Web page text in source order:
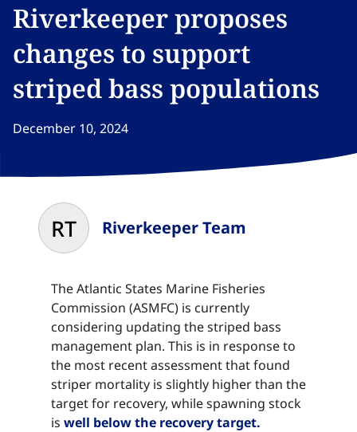
Riverkeeper proposes
changes to support
striped bass populations​​​​‌ ‍ ​‍​‍‌‍ ‌ ​‍‌‍‍‌‌‍‌ ‌‍‍‌‌‍ ‍​‍​‍​ ‍‍​‍​‍‌ ​ ‌‍​‌‌‍ ‍‌‍‍‌‌ ‌​‌ ‍‌​‍ ‍‌‍‍‌‌‍ ​‍​‍​‍ ​​‍​‍‌‍‍​‌ ​‍‌‍‌‌‌‍‌‍​‍​‍​ ‍‍​‍​‍‌‍‍​‌ ‌​‌ ‌​‌ ​​‌ ​ ​ ‍‍​‍ ​‍ ‌‍​ ‌‍ ‌‌ ​ ​‍ ‍‌‍ ‌‌‍​‌‌‍‍‌‌‍ ‍​‍ ‍​ ​‍​ ​​​ ​‍​ ‌​‌ ​‍‌‍‌‌‌‍‌​‌‍‌‌‌ ​ ‌‍‍‌‌‍‌ ‌‍ ‍​‍ ‍‌ ​‍‌‍‍‌‌ ‌‍‌‍‌‌‌ ​‍‌‍‍ ‌‍‌‌‌‍‌‌‌ ​​‌‍‌‌‌ ​‍​‍ ‍‌‍ ‌ ​‍‌‍‌ ​‍ ‌‍‍‌‌‍ ‍‌ ‌​‌‍‌‌‌‍ ‍‌ ‌​​‍ ‌‍‌‌‌‍‌​‌‍‍‌‌ ‌​​‍ ‌‍ ‌‌‍ ‌‍‌​‌‍‌‌​ ‌‌ ​​‌ ​‍‌‍‌‌‌ ​ ‌‍‌‌‌‍ ‍‌ ‌​‌‍​‌‌ ‌​‌‍‍‌‌‍ ‌‍ ‍​ ‍ ‌‍‍‌‌‍‌​​ ‌​ ‍​‌‍‌‍​ ‌‌‌‍‌​​ ​‍​ ​‌​ ​‍‌‍‌‍​‍ ‌​ ​​‌‍​‍​ ‍‌​ ​​​‍ ‌​ ‌​‌‍​ ‌‍‌‍​ ‍​​‍ ‌‌‍​‌‌‍‌‍​ ​​​ ​‍​‍ ‌​ ‌​‌‍‌​​ ‌ ​ ​‌‌‍​ ‌‍​ ‌‍​ ​ ​‌‌‍‌‌​ ‍‌​ ‌ ‌‍​‌​ ‍ ‌ ‌​‌ ‍‌‌ ​​‌‍‌‌​ ‌‌‍​‌‌ ​‍‌ ‌​‌‍‍‌‌‍​ ‌‍ ​‌‍‌‌​ ‍ ‌ ​​‌‍​‌‌ ‌​‌‍‍​​ ‌‌ ‌​‌‍‍‌‌ ‌​‌‍ ​‌‍‌‌​ ‌‍​‍‌‍​‌‌ ​ ‌‍‌‌‌‌‌‌‌ ​‍‌‍ ​​ ‌‌‍‍​‌ ‌​‌ ‌​‌ ​​‌ ​ ​‍‌‌​ ​ ‌​​‌​‍‌‌​ ​‍‌​‌‍​‍‌‌​ ​‍‌​‌‍‌‍​ ‌‍ ‌‌ ​ ​‍ ‍‌‍ ‌‌‍​‌‌‍‍‌‌‍ ‍​‍ ‍​ ​‍​ ​​​ ​‍​ ‌​‌ ​‍‌‍‌‌‌‍‌​‌‍‌‌‌ ​ ‌‍‍‌‌‍‌ ‌‍ ‍​‍ ‍‌ ​‍‌‍‍‌‌ ‌‍‌‍‌‌‌ ​‍‌‍‍ ‌‍‌‌‌‍‌‌‌ ​​‌‍‌‌‌ ​‍​‍ ‍‌‍ ‌ ​‍‌‍‌ ​‍‌‍‌‍‍‌‌‍‌​​ ‌​ ‍​‌‍‌‍​ ‌‌‌‍‌​​ ​‍​ ​‌​ ​‍‌‍‌‍​‍ ‌​ ​​‌‍​‍​ ‍‌​ ​​​‍ ‌​ ‌​‌‍​ ‌‍‌‍​ ‍​​‍ ‌‌‍​‌‌‍‌‍​ ​​​ ​‍​‍ ‌​ ‌​‌‍‌​​ ‌ ​ ​‌‌‍​ ‌‍​ ‌‍​ ​ ​‌‌‍‌‌​ ‍‌​ ‌ ‌‍​‌​‍‌‍‌ ‌​‌ ‍‌‌ ​​‌‍‌‌​ ‌‌‍​‌‌ ​‍‌ ‌​‌‍‍‌‌‍​ ‌‍ ​‌‍‌‌​‍‌‍‌ ​​‌‍​‌‌ ‌​‌‍‍​​ ‌‌ ‌​‌‍‍‌‌ ‌​‌‍ ​‌‍‌‌​‍‌‍‌ ​​‌‍‌‌‌ ​‍‌ ​ ‌ ​​‌‍‌‌‌‍​ ‌ ‌​‌‍‍‌‌ ‌‍‌‍‌‌​ ‌‌ ​​‌ ‌‌‌‍​‍‌‍ ​‌‍‍‌‌ ​ ‌‍‍​‌‍‌‌‌‍‌​​‍​‍‌ ‌
December 10, 2024
RT Riverkeeper Team
The Atlantic States Marine Fisheries
Commission (ASMFC) is currently
considering updating the striped bass
management plan. This is in response to
the most recent assessment that found
striper mortality is slightly higher than the
target for recovery, while spawning stock
is ​​​​‌ ‍ ​‍​‍‌‍ ‌ ​‍‌‍‍‌‌‍‌ ‌‍‍‌‌‍ ‍​‍​‍​ ‍‍​‍​‍‌ ​ ‌‍​‌‌‍ ‍‌‍‍‌‌ ‌​‌ ‍‌​‍ ‍‌‍‍‌‌‍ ​‍​‍​‍ ​​‍​‍‌‍‍​‌ ​‍‌‍‌‌‌‍‌‍​‍​‍​ ‍‍​‍​‍‌‍‍​‌ ‌​‌ ‌​‌ ​​‌ ​ ​ ‍‍​‍ ​‍ ‌‍​ ‌‍ ‌‌ ​ ​‍ ‍‌‍ ‌‌‍​‌‌‍‍‌‌‍ ‍​‍ ‍​ ​‍​ ​​​ ​‍​ ‌​‌ ​‍‌‍‌‌‌‍‌​‌‍‌‌‌ ​ ‌‍‍‌‌‍‌ ‌‍ ‍​‍ ‍‌ ​‍‌‍‍‌‌ ‌‍‌‍‌‌‌ ​‍‌‍‍ ‌‍‌‌‌‍‌‌‌ ​​‌‍‌‌‌ ​‍​‍ ‍‌‍ ‌ ​‍‌‍‌ ​‍ ‌‍‍‌‌‍ ‍‌ ‌​‌‍‌‌‌‍ ‍‌ ‌​​‍ ‌‍‌‌‌‍‌​‌‍‍‌‌ ‌​​‍ ‌‍ ‌‌‍ ‌‍‌​‌‍‌‌​ ‌‌ ​​‌ ​‍‌‍‌‌‌ ​ ‌‍‌‌‌‍ ‍‌ ‌​‌‍​‌‌ ‌​‌‍‍‌‌‍ ‌‍ ‍​ ‍ ‌‍‍‌‌‍‌​​ ‌​ ‍​‌‍‌‍​ ‌‌‌‍‌​​ ​‍​ ​‌​ ​‍‌‍‌‍​‍ ‌​ ​​‌‍​‍​ ‍‌​ ​​​‍ ‌​ ‌​‌‍​ ‌‍‌‍​ ‍​​‍ ‌‌‍​‌‌‍‌‍​ ​​​ ​‍​‍ ‌​ ‌​‌‍‌​​ ‌ ​ ​‌‌‍​ ‌‍​ ‌‍​ ​ ​‌‌‍‌‌​ ‍‌​ ‌ ‌‍​‌​ ‍ ‌ ‌​‌ ‍‌‌ ​​‌‍‌‌​ ‌‌‍​‌‌ ​‍‌ ‌​‌‍‍‌‌‍​ ‌‍ ​‌‍‌‌​ ‍ ‌ ​​‌‍​‌‌ ‌​‌‍‍​​ ‌‌‍​ ‌‍ ‌‍ ‍‌ ‌​‌‍‌‌‌‍ ‍‌ ‌​​‍‌‌​ ‌‌‌​​‍‌‌ ‌‍‍ ‌‍‌‌‌ ‍‌​‍‌‌​ ​ ‌​‌​​‍‌‌​ ​ ‌​‌​​‍‌‌​ ​‍​ ​‍‌‍​ ​ ‌‍​ ​‍​ ​​​ ‌ ​ ‍‌​ ‌ ​ ‌​​ ‍‌​ ‌‌​ ‌ ​ ‌ ​‍‌‌​ ​‍​ ​‍​‍‌‌​ ‌‌‌​‌​​‍ ‍‌‍​ ‌‍‍​‌‍‍‌‌‍ ​‌‍‌​‌ ​‍‌‍‌‌‌‍ ‍​‍‌‌​ ‌‌‌​​‍‌‌ ‌‍‍ ‌‍‌‌‌ ‍‌​‍‌‌​ ​ ‌​‌​​‍‌‌​ ​ ‌​‌​​‍‌‌​ ​‍​ ​‍​ ‍‌​ ​ ​ ​ ‌‍​ ‌‍​‍​ ‌ ​ ‌‍‌‍​ ​ ​ ​ ​‌‌‍‌‌​ ​‍​ ​​​‍‌‌​ ​‍​ ​‍​‍‌‌​ ‌‌‌​‌​​‍ ‍‌ ‌​‌‍‌‌‌ ‍​‌ ‌​​ ‌‍​‍‌‍​‌‌ ​ ‌‍‌‌‌‌‌‌‌ ​‍‌‍ ​​ ‌‌‍‍​‌ ‌​‌ ‌​‌ ​​‌ ​ ​‍‌‌​ ​ ‌​​‌​‍‌‌​ ​‍‌​‌‍​‍‌‌​ ​‍‌​‌‍‌‍​ ‌‍ ‌‌ ​ ​‍ ‍‌‍ ‌‌‍​‌‌‍‍‌‌‍ ‍​‍ ‍​ ​‍​ ​​​ ​‍​ ‌​‌ ​‍‌‍‌‌‌‍‌​‌‍‌‌‌ ​ ‌‍‍‌‌‍‌ ‌‍ ‍​‍ ‍‌ ​‍‌‍‍‌‌ ‌‍‌‍‌‌‌ ​‍‌‍‍ ‌‍‌‌‌‍‌‌‌ ​​‌‍‌‌‌ ​‍​‍ ‍‌‍ ‌ ​‍‌‍‌ ​‍‌‍‌‍‍‌‌‍‌​​ ‌​ ‍​‌‍‌‍​ ‌‌‌‍‌​​ ​‍​ ​‌​ ​‍‌‍‌‍​‍ ‌​ ​​‌‍​‍​ ‍‌​ ​​​‍ ‌​ ‌​‌‍​ ‌‍‌‍​ ‍​​‍ ‌‌‍​‌‌‍‌‍​ ​​​ ​‍​‍ ‌​ ‌​‌‍‌​​ ‌ ​ ​‌‌‍​ ‌‍​ ‌‍​ ​ ​‌‌‍‌‌​ ‍‌​ ‌ ‌‍​‌​‍‌‍‌ ‌​‌ ‍‌‌ ​​‌‍‌‌​ ‌‌‍​‌‌ ​‍‌ ‌​‌‍‍‌‌‍​ ‌‍ ​‌‍‌‌​‍‌‍‌ ​​‌‍​‌‌ ‌​‌‍‍​​ ‌‌‍​ ‌‍ ‌‍ ‍‌ ‌​‌‍‌‌‌‍ ‍‌ ‌​​‍‌‌​ ‌‌‌​​‍‌‌ ‌‍‍ ‌‍‌‌‌ ‍‌​‍‌‌​ ​ ‌​‌​​‍‌‌​ ​ ‌​‌​​‍‌‌​ ​‍​ ​‍‌‍​ ​ ‌‍​ ​‍​ ​​​ ‌ ​ ‍‌​ ‌ ​ ‌​​ ‍‌​ ‌‌​ ‌ ​ ‌ ​‍‌‌​ ​‍​ ​‍​‍‌‌​ ‌‌‌​‌​​‍ ‍‌‍​ ‌‍‍​‌‍‍‌‌‍ ​‌‍‌​‌ ​‍‌‍‌‌‌‍ ‍​‍‌‌​ ‌‌‌​​‍‌‌ ‌‍‍ ‌‍‌‌‌ ‍‌​‍‌‌​ ​ ‌​‌​​‍‌‌​ ​ ‌​‌​​‍‌‌​ ​‍​ ​‍​ ‍‌​ ​ ​ ​ ‌‍​ ‌‍​‍​ ‌ ​ ‌‍‌‍​ ​ ​ ​ ​‌‌‍‌‌​ ​‍​ ​​​‍‌‌​ ​‍​ ​‍​‍‌‌​ ‌‌‌​‌​​‍ ‍‌ ‌​‌‍‌‌‌ ‍​‌ ‌​​‍‌‍‌ ​​‌‍‌‌‌ ​‍‌ ​ ‌ ​​‌‍‌‌‌‍​ ‌ ‌​‌‍‍‌‌ ‌‍‌‍‌‌​ ‌‌ ​​‌ ‌‌‌‍​‍‌‍ ​‌‍‍‌‌ ​ ‌‍‍​‌‍‌‌‌‍‌​​‍​‍‌ ‌ well below the recovery target.​​​​‌ ‍ ​‍​‍‌‍ ‌ ​‍‌‍‍‌‌‍‌ ‌‍‍‌‌‍ ‍​‍​‍​ ‍‍​‍​‍‌ ​ ‌‍​‌‌‍ ‍‌‍‍‌‌ ‌​‌ ‍‌​‍ ‍‌‍‍‌‌‍ ​‍​‍​‍ ​​‍​‍‌‍‍​‌ ​‍‌‍‌‌‌‍‌‍​‍​‍​ ‍‍​‍​‍‌‍‍​‌ ‌​‌ ‌​‌ ​​‌ ​ ​ ‍‍​‍ ​‍ ‌‍​ ‌‍ ‌‌ ​ ​‍ ‍‌‍ ‌‌‍​‌‌‍‍‌‌‍ ‍​‍ ‍​ ​‍​ ​​​ ​‍​ ‌​‌ ​‍‌‍‌‌‌‍‌​‌‍‌‌‌ ​ ‌‍‍‌‌‍‌ ‌‍ ‍​‍ ‍‌ ​‍‌‍‍‌‌ ‌‍‌‍‌‌‌ ​‍‌‍‍ ‌‍‌‌‌‍‌‌‌ ​​‌‍‌‌‌ ​‍​‍ ‍‌‍ ‌ ​‍‌‍‌ ​‍ ‌‍‍‌‌‍ ‍‌ ‌​‌‍‌‌‌‍ ‍‌ ‌​​‍ ‌‍‌‌‌‍‌​‌‍‍‌‌ ‌​​‍ ‌‍ ‌‌‍ ‌‍‌​‌‍‌‌​ ‌‌ ​​‌ ​‍‌‍‌‌‌ ​ ‌‍‌‌‌‍ ‍‌ ‌​‌‍​‌‌ ‌​‌‍‍‌‌‍ ‌‍ ‍​ ‍ ‌‍‍‌‌‍‌​​ ‌​ ‍​‌‍‌‍​ ‌‌‌‍‌​​ ​‍​ ​‌​ ​‍‌‍‌‍​‍ ‌​ ​​‌‍​‍​ ‍‌​ ​​​‍ ‌​ ‌​‌‍​ ‌‍‌‍​ ‍​​‍ ‌‌‍​‌‌‍‌‍​ ​​​ ​‍​‍ ‌​ ‌​‌‍‌​​ ‌ ​ ​‌‌‍​ ‌‍​ ‌‍​ ​ ​‌‌‍‌‌​ ‍‌​ ‌ ‌‍​‌​ ‍ ‌ ‌​‌ ‍‌‌ ​​‌‍‌‌​ ‌‌‍​‌‌ ​‍‌ ‌​‌‍‍‌‌‍​ ‌‍ ​‌‍‌‌​ ‍ ‌ ​​‌‍​‌‌ ‌​‌‍‍​​ ‌‌‍​ ‌‍ ‌‍ ‍‌ ‌​‌‍‌‌‌‍ ‍‌ ‌​​‍‌‌​ ‌‌‌​​‍‌‌ ‌‍‍ ‌‍‌‌‌ ‍‌​‍‌‌​ ​ ‌​‌​​‍‌‌​ ​ ‌​‌​​‍‌‌​ ​‍​ ​‍‌‍​ ​ ‌‍​ ​‍​ ​​​ ‌ ​ ‍‌​ ‌ ​ ‌​​ ‍‌​ ‌‌​ ‌ ​ ‌ ​‍‌‌​ ​‍​ ​‍​‍‌‌​ ‌‌‌​‌​​‍ ‍‌‍​ ‌‍‍​‌‍‍‌‌‍ ​‌‍‌​‌ ​‍‌‍‌‌‌‍ ‍​‍‌‌​ ‌‌‌​​‍‌‌ ‌‍‍ ‌‍‌‌‌ ‍‌​‍‌‌​ ​ ‌​‌​​‍‌‌​ ​ ‌​‌​​‍‌‌​ ​‍​ ​‍​ ‍‌​ ​ ​ ​ ‌‍​ ‌‍​‍​ ‌ ​ ‌‍‌‍​ ​ ​ ​ ​‌‌‍‌‌​ ​‍​ ​‌​‍‌‌​ ​‍​ ​‍​‍‌‌​ ‌‌‌​‌​​‍ ‍‌ ‌​‌‍‌‌‌ ‍​‌ ‌​​ ‌‍​‍‌‍​‌‌ ​ ‌‍‌‌‌‌‌‌‌ ​‍‌‍ ​​ ‌‌‍‍​‌ ‌​‌ ‌​‌ ​​‌ ​ ​‍‌‌​ ​ ‌​​‌​‍‌‌​ ​‍‌​‌‍​‍‌‌​ ​‍‌​‌‍‌‍​ ‌‍ ‌‌ ​ ​‍ ‍‌‍ ‌‌‍​‌‌‍‍‌‌‍ ‍​‍ ‍​ ​‍​ ​​​ ​‍​ ‌​‌ ​‍‌‍‌‌‌‍‌​‌‍‌‌‌ ​ ‌‍‍‌‌‍‌ ‌‍ ‍​‍ ‍‌ ​‍‌‍‍‌‌ ‌‍‌‍‌‌‌ ​‍‌‍‍ ‌‍‌‌‌‍‌‌‌ ​​‌‍‌‌‌ ​‍​‍ ‍‌‍ ‌ ​‍‌‍‌ ​‍‌‍‌‍‍‌‌‍‌​​ ‌​ ‍​‌‍‌‍​ ‌‌‌‍‌​​ ​‍​ ​‌​ ​‍‌‍‌‍​‍ ‌​ ​​‌‍​‍​ ‍‌​ ​​​‍ ‌​ ‌​‌‍​ ‌‍‌‍​ ‍​​‍ ‌‌‍​‌‌‍‌‍​ ​​​ ​‍​‍ ‌​ ‌​‌‍‌​​ ‌ ​ ​‌‌‍​ ‌‍​ ‌‍​ ​ ​‌‌‍‌‌​ ‍‌​ ‌ ‌‍​‌​‍‌‍‌ ‌​‌ ‍‌‌ ​​‌‍‌‌​ ‌‌‍​‌‌ ​‍‌ ‌​‌‍‍‌‌‍​ ‌‍ ​‌‍‌‌​‍‌‍‌ ​​‌‍​‌‌ ‌​‌‍‍​​ ‌‌‍​ ‌‍ ‌‍ ‍‌ ‌​‌‍‌‌‌‍ ‍‌ ‌​​‍‌‌​ ‌‌‌​​‍‌‌ ‌‍‍ ‌‍‌‌‌ ‍‌​‍‌‌​ ​ ‌​‌​​‍‌‌​ ​ ‌​‌​​‍‌‌​ ​‍​ ​‍‌‍​ ​ ‌‍​ ​‍​ ​​​ ‌ ​ ‍‌​ ‌ ​ ‌​​ ‍‌​ ‌‌​ ‌ ​ ‌ ​‍‌‌​ ​‍​ ​‍​‍‌‌​ ‌‌‌​‌​​‍ ‍‌‍​ ‌‍‍​‌‍‍‌‌‍ ​‌‍‌​‌ ​‍‌‍‌‌‌‍ ‍​‍‌‌​ ‌‌‌​​‍‌‌ ‌‍‍ ‌‍‌‌‌ ‍‌​‍‌‌​ ​ ‌​‌​​‍‌‌​ ​ ‌​‌​​‍‌‌​ ​‍​ ​‍​ ‍‌​ ​ ​ ​ ‌‍​ ‌‍​‍​ ‌ ​ ‌‍‌‍​ ​ ​ ​ ​‌‌‍‌‌​ ​‍​ ​‌​‍‌‌​ ​‍​ ​‍​‍‌‌​ ‌‌‌​‌​​‍ ‍‌ ‌​‌‍‌‌‌ ‍​‌ ‌​​‍‌‍‌ ​​‌‍‌‌‌ ​‍‌ ​ ‌ ​​‌‍‌‌‌‍​ ‌ ‌​‌‍‍‌‌ ‌‍‌‍‌‌​ ‌‌ ​​‌ ‌‌‌‍​‍‌‍ ​‌‍‍‌‌ ​ ‌‍‍​‌‍‌‌‌‍‌​​‍​‍‌ ‌